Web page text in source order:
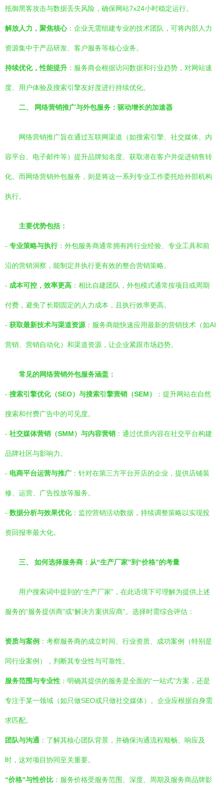
抵御黑客攻击与数据丢失风险，确保网站7x24小时稳定运行。
解放人力，聚焦核心：企业无需组建专业的技术团队，可将内部人力
资源集中于产品研发、客户服务等核心业务。
持续优化，性能提升 ：服务商会根据访问数据和行业趋势，对网站速
度、用户体验及搜索引擎友好度进行持续优化。
二、 网络营销推广与外包服务：驱动增长的加速器
网络营销推广旨在通过互联网渠道（如搜索引擎、社交媒体、内
容平台、电子邮件等）提升品牌知名度、获取潜在客户并促进销售转
化。而网络营销外包服务，则是将这一系列专业工作委托给外部机构
执行。
主要优势包括：
- 专业策略与执行：外包服务商通常拥有跨行业经验、专业工具和前
沿的营销洞察，能制定并执行更有效的整合营销策略。
- 成本可控，效率更高 ：相比自建团队，外包模式通常按项目或周期
付费，避免了长期固定的人力成本，且执行效率更高。
- 获取最新技术与渠道资源 ：服务商能快速应用最新的营销技术（如AI
营销、营销自动化）和渠道资源，让企业紧跟市场趋势。
常见的网络营销外包服务涵盖：
- 搜索引擎优化（SEO）与搜索引擎营销（SEM） ：提升网站在自然
搜索和付费广告中的可见度。
- 社交媒体营销（SMM）与内容营销 ：通过优质内容在社交平台构建
品牌社区与影响力。
- 电商平台运营与推广 ：针对在第三方平台开店的企业，提供店铺装
修、运营、广告投放等服务。
- 数据分析与效果优化：监控营销活动数据，持续调整策略以实现投
资回报率最大化。
三、 如何选择服务商：从“生产厂家”到“价格”的考量
用户搜索词中提到的“生产厂家”，在此语境下可理解为提供上述
服务的“服务提供商”或“解决方案供应商”。选择时需综合评估：
资质与案例 ：考察服务商的成立时间、行业资质、成功案例（特别是
同行业案例），判断其专业性与可靠性。
服务范围与专业性 ：明确其提供的服务是全面的“一站式”方案，还是
专注于某一领域（如只做SEO或只做社交媒体）。企业应根据自身需
求匹配。
团队与沟通 ：了解其核心团队背景，并确保沟通流程顺畅、响应及
时，这对项目协同至关重要。
“价格”与性价比 ：服务价格受服务范围、深度、周期及服务商品牌影